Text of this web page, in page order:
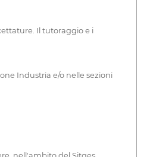
Il tutoraggio e i
Industria e/o nelle sezioni